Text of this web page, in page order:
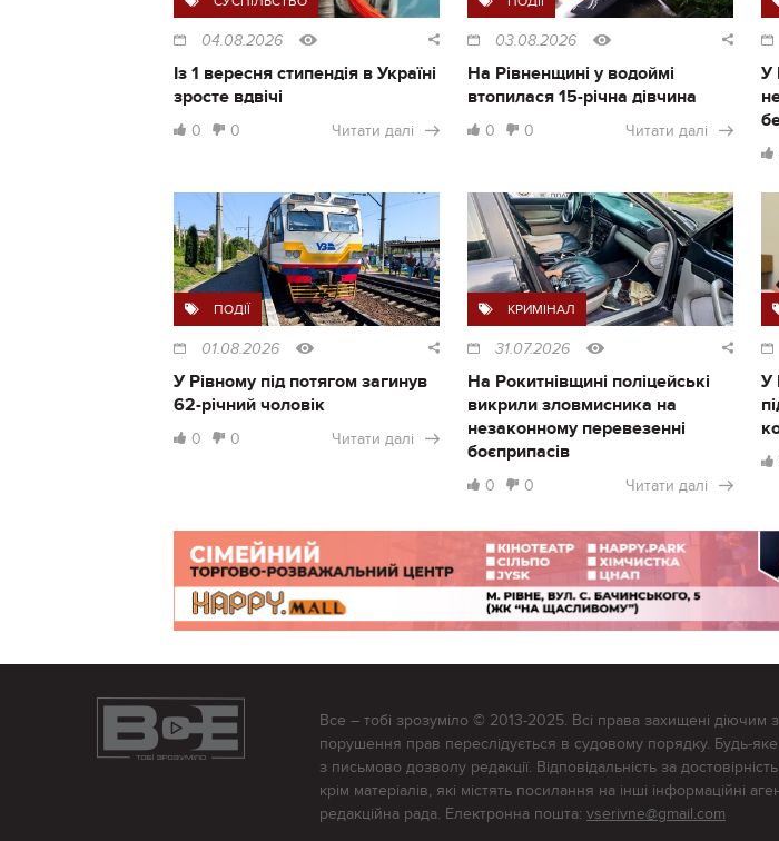
04.08.2026
Із 1 вересня стипендія в Україні
зросте вдвічі
0 0 Читати далі
03.08.2026
На Рівненщині у водоймі
втопилася 15-річна дівчина
0 0 Читати далі
У
ПОДІЇ
01.08.2026
У Рівному під потягом загинув
62-річний чоловік
0 0 Читати далі
КРИМІНАЛ
31.07.2026
На Рокитнівщині поліцейські
викрили зловмисника на
незаконному перевезенні
боєприпасів
0 0 Читати далі
У
Все – тобі зрозуміло © 2013-2025. Всі права захищені діючим
порушення прав переслідується в судовому порядку. Будь-яке
з письмово дозволу редакції. Відповідальність за
крім матеріалів, які містять посилання на інші інформаційні
редакційна рада. Електронна пошта: vserivne@gmail.com